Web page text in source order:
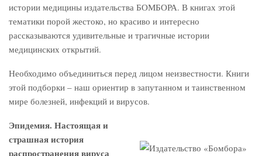
истории медицины издательства БОМБОРА. В книгах этой
тематики порой жестоко, но красиво и интересно
рассказываются удивительные и трагичные истории
медицинских открытий.
Необходимо объединиться перед лицом неизвестности. Книги
этой подборки – наш ориентир в запутанном и таинственном
мире болезней, инфекций и вирусов.
Эпидемия. Настоящая и
страшная история
распространения вируса